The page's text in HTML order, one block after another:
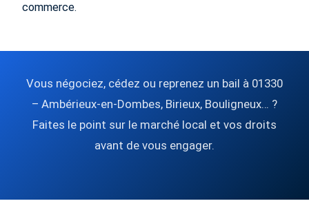
commerce.
Vous négociez, cédez ou reprenez un bail à 01330
– Ambérieux-en-Dombes, Birieux, Bouligneux… ?
Faites le point sur le marché local et vos droits
avant de vous engager.